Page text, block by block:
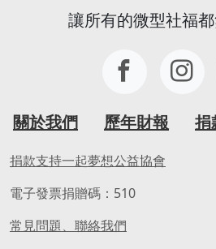
讓所有的微型社福
關於我們 歷年財報 捐
捐款支持一起夢想公益協會
電子發票捐贈碼：510
常見問題、聯絡我們